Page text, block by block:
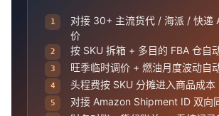
1
对接 30+ 主流货代 / 海派 / 快递
价
2 按 SKU 拆箱 + 多目的 FBA 仓自
3 旺季临时调价 + 燃油月度波动自
4 头程费按 SKU 分摊进入商品成本
5 对接 Amazon Shipment ID 双向